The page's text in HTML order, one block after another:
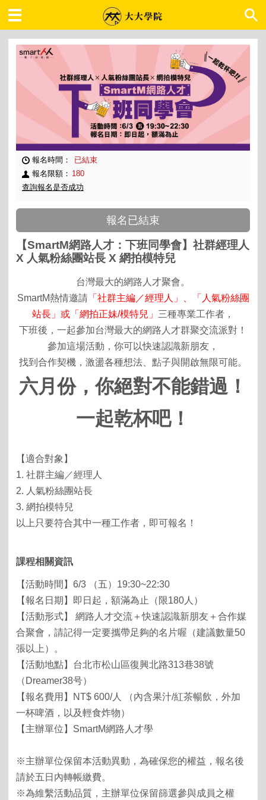
大大學院 職場趨
報名時間：
已結束
報名限額： 180
查詢報名是否成功
報名已結束
【SmartM網路人才：下班同學會】社群經理人
X 人氣粉絲團站長 X 網拍模特兒
台灣最大的網路人才聚會。
SmartM熱情邀請「社群主編／經理人」、「人氣粉絲團
站長」或「網拍正妹/模特兒」 三種專業工作者，
下班後，一起參加台灣最大的網路人才群聚交流派對！
參加這場活動，你可以快速認識新朋友，
找到合作契機，激盪各種想法、點子與開啟無限可能。
六月份，你絕對不能錯過！
一起乾杯吧！
【適合對象】
1. 社群主編／經理人
2. 人氣粉絲團站長
3. 網拍模特兒
以上只要符合其中一種工作者，即可報名！
課程相關資訊
【活動時間】6/3 （五）19:30~22:30
【報名日期】即日起，額滿為止（限180人）
【活動形式】 網路人才交流＋快速認識新朋友＋合作媒
合聚會，請記得一定要攜帶足夠的名片喔（建議數量50
張以上）。
【活動地點】台北市松山區復興北路313巷38號
（Dreamer38号）
【報名費用】NT$ 600/人 （內含果汁/紅茶暢飲，外加
一杯啤酒，以及輕食炸物）
【主辦單位】SmartM網路人才學
※主辦單位保留本活動異動，為確保您的權益，報名後
請於五日內轉帳繳費。
※為維繫活動品質，主辦單位保留篩選參與成員之權